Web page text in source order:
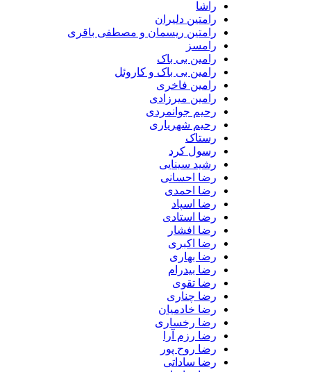
رامتین دلیران
رامتین ریسمان و مصطفی باقری
رامین بی باک
رامین بی باک و کاروئل
رامین فاخری
رامین میرزادی
رحیم جوانمردی
رحیم شهریاری
رستاک
رسول کرد
رشید سینایی
رضا احسانی
رضا احمدی
رضا اسپاد
رضا استادی
رضا افشار
رضا اکبری
رضا بهاری
رضا بیدرام
رضا تقوی
رضا چناری
رضا خادمیان
رضا رخساری
رضا رزم آرا
رضا روح پور
رضا ساداتی